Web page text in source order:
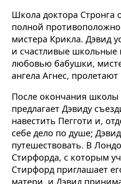
Школа доктора Стронга
полной
мистера Крикла. Дэвид
и счастливые школьные
любовью бабушки,
ангела Агнес,
После окончания школы
предлагает Дэвиду
навестить Пегготи и,
себе дело по душе;
путешествовать. В
Стирфорда, с которым
Стирфорд приглашает
матери, и Дэвид